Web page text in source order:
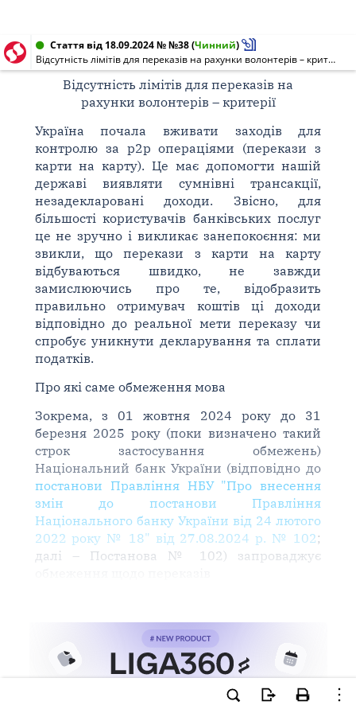
Стаття від 18.09.2024 № №38(Чинний)
Відсутність лімітів для переказів на рахунки волонтерів – критерії
Відсутність лімітів для переказів на
рахунки волонтерів – критерії
Україна почала вживати заходів для
контролю за p2p операціями (перекази з
карти на карту). Це має допомогти нашій
державі виявляти сумнівні трансакції,
незадекларовані доходи. Звісно, для
більшості користувачів банківських послуг
це не зручно і викликає занепокоєння: ми
звикли, що перекази з карти на карту
відбуваються швидко, не завжди
замислюючись про те, відобразить
правильно отримувач коштів ці доходи
відповідно до реальної мети переказу чи
спробує уникнути декларування та сплати
податків.
Про які саме обмеження мова
Зокрема, з 01 жовтня 2024 року до 31
березня 2025 року (поки визначено такий
строк застосування обмежень)
Національний банк України (відповідно до
постанови Правління НБУ "Про внесення
змін до постанови Правління
Національного банку України від 24 лютого
2022 року № 18" від 27.08.2024 р. № 102;
далі – Постанова № 102) запроваджує